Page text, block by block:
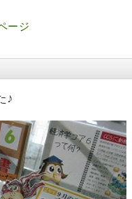
ージ
♪